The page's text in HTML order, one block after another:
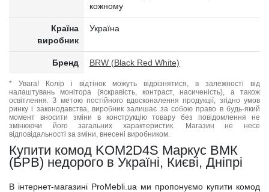
кожному
Країна
виробник
Україна
Бренд BRW (Black Red White)
* Увага! Колір і відтінок можуть відрізнятися, в залежності від
налаштувань монітора (яскравість, контраст, насиченість), а також
освітлення. З метою постійного вдосконалення продукції, згідно умов
ринку і законодавства, виробник залишає за собою право в будь-який
момент вносити зміни в конструкцію товару без повідомлення не
змінюючи його загальних характеристик. Магазин не несе
відповідальності за зміни, внесені виробником.
Купити комод KOM2D4S Маркус ВМК
(БРВ) недорого в Україні, Києві, Дніпрі
В інтернет-магазині ProMebli.ua ми пропонуємо купити комод